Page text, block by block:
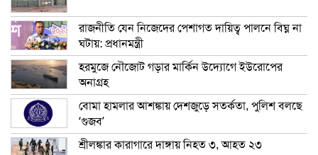
রাজনীতি যেন নিজেদের পেশাগত দায়িত্ব পালনে বিঘ্ন না
ঘটায়: প্রধানমন্ত্রী
হরমুজে নৌজোট গড়ার মার্কিন উদ্যোগে ইউরোপের
অনাগ্রহ
বোমা হামলার আশঙ্কায় দেশজুড়ে সতর্কতা, পুলিশ বলছে
‘গুজব’
শ্রীলঙ্কার কারাগারে দাঙ্গায় নিহত ৩, আহত ২৩